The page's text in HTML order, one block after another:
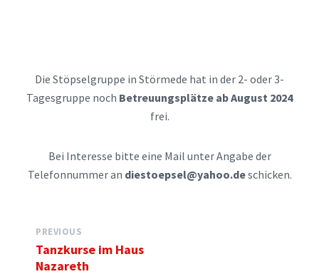
Die Stöpselgruppe in Störmede hat in der 2- oder 3-
Tagesgruppe noch Betreuungsplätze ab August 2024
frei.
Bei Interesse bitte eine Mail unter Angabe der
Telefonnummer an diestoepsel@yahoo.deschicken.
PREVIOUS
Tanzkurse im Haus
Nazareth